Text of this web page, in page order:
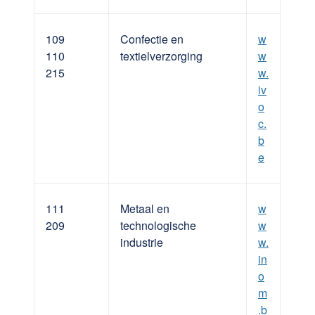
109
110
215
Confectie en
textielverzorging
w
w
w.
iv
o
c.
b
e
111
209
Metaal en
technologische
industrie
w
w
w.
in
o
m
.b